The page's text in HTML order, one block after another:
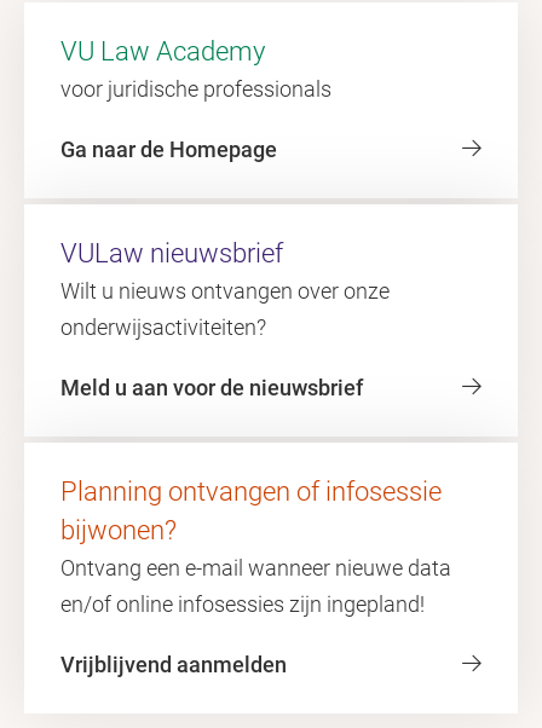
VU Law Academy
voor juridische professionals
Ga naar de Homepage
VULaw nieuwsbrief
Wilt u nieuws ontvangen over onze
onderwijsactiviteiten?
Meld u aan voor de nieuwsbrief
Planning ontvangen of infosessie
bijwonen?
Ontvang een e-mail wanneer nieuwe data
en/of online infosessies zijn ingepland!
Vrijblijvend aanmelden